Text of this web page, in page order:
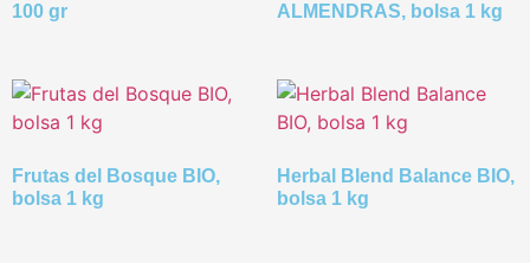
100 gr
ALMENDRAS, bolsa 1 kg
Frutas del Bosque BIO,
bolsa 1 kg
Herbal Blend Balance BIO,
bolsa 1 kg